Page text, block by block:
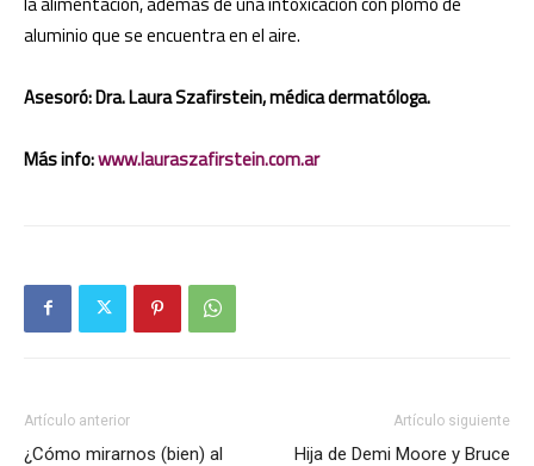
aluminio que se encuentra en el aire.
Asesoró: Dra. Laura Szafirstein, médica dermatóloga.
Más info:www.lauraszafirstein.com.ar
Artículo anterior
¿Cómo mirarnos (bien) al
Artículo siguiente
Hija de Demi Moore y Bruce